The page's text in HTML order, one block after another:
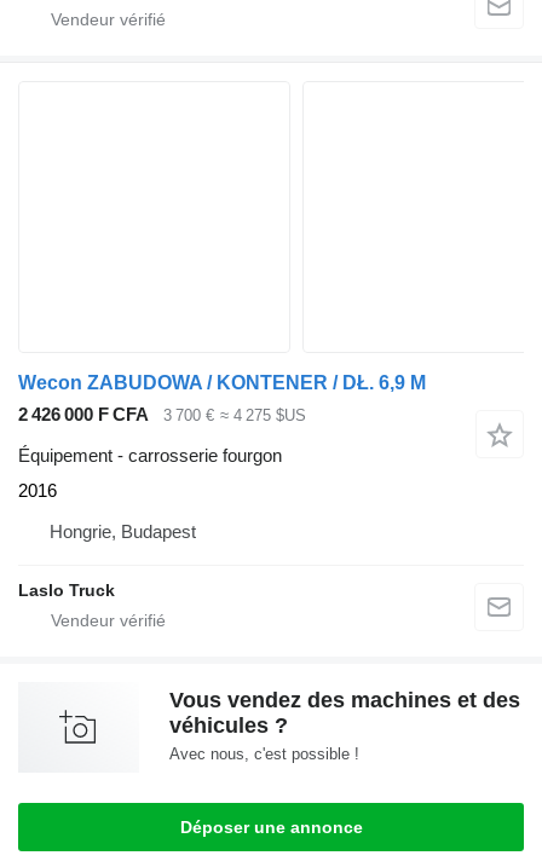
Wecon ZABUDOWA / KONTENER / DŁ. 6,9 M
2 426 000 F CFA
3 700 € ≈ 4 275 $US
Équipement - carrosserie fourgon
2016
Hongrie, Budapest
Laslo Truck
Vous vendez des machines et des
véhicules ?
Avec nous, c'est possible !
Déposer une annonce